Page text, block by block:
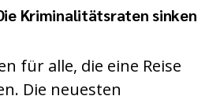
Kriminalitätsraten sinken
für alle, die eine Reise
Die neuesten